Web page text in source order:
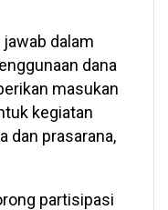
dalam
dana
masukan
kegiatan
dan prasarana,
partisipasi